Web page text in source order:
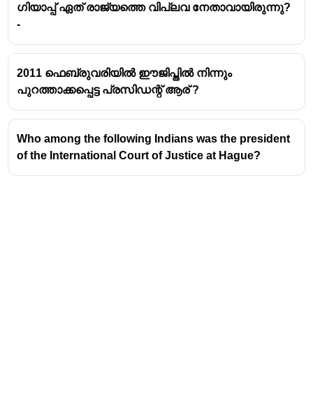
ഗിയാപ്പ് ഏത് രാജ്യത്തെ വിപ്ലവ നേതാവായിരുന്നു?
-
2011 ഫെബ്രുവരിയിൽ ഈജിപ്തിൽ നിന്നും
പുറത്താക്കപ്പെട്ട പ്രസിഡന്റ് ആര് ?
Who among the following Indians was the president
of the International Court of Justice at Hague?